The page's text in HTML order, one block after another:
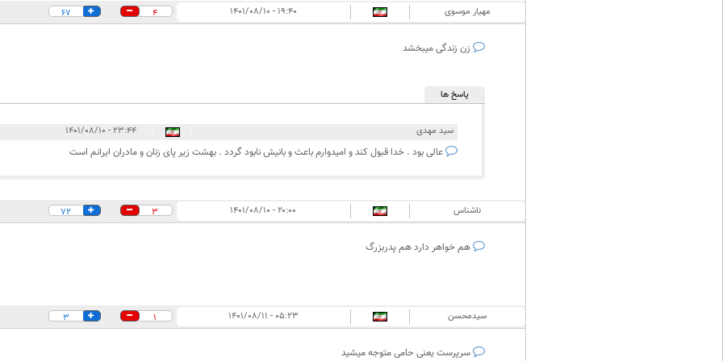
مهیار موسوی ۱۹:۴۰ - ۱۴۰۱/۰۸/۱۰ 4
67
زن زندگی میبخشد
پاسخ ها
سید مهدی ۲۳:۴۴ - ۱۴۰۱/۰۸/۱۰
عالی بود . خدا قبول کند و امیدوارم باعث و بانیش نابود گردد . بهشت زیر پای زنان و مادران ایرانم است
ناشناس ۲۰:۰۰ - ۱۴۰۱/۰۸/۱۰ 3
72
هم خواهر دارد هم پدربزرگ
سیدمحسن ۰۵:۲۳ - ۱۴۰۱/۰۸/۱۱ 1
3
سرپرست یعنی حامی متوجه میشید